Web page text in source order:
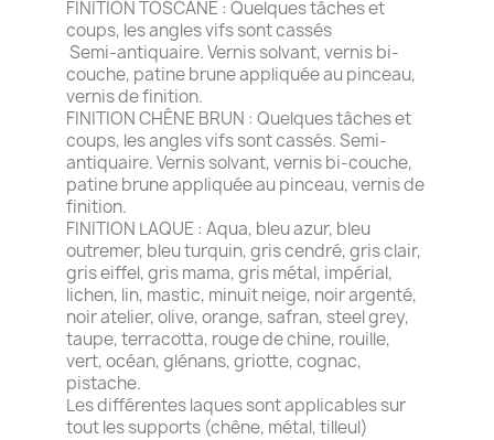
FINITION TOSCANE : Quelques tâches et
coups, les angles vifs sont cassés
Semi-antiquaire. Vernis solvant, vernis bi-
couche, patine brune appliquée au pinceau,
vernis de finition.
FINITION CHÊNE BRUN : Quelques tâches et
coups, les angles vifs sont cassés. Semi-
antiquaire. Vernis solvant, vernis bi-couche,
patine brune appliquée au pinceau, vernis de
finition.
FINITION LAQUE : Aqua, bleu azur, bleu
outremer, bleu turquin, gris cendré, gris clair,
gris eiffel, gris mama, gris métal, impérial,
lichen, lin, mastic, minuit neige, noir argenté,
noir atelier, olive, orange, safran, steel grey,
taupe, terracotta, rouge de chine, rouille,
vert, océan, glénans, griotte, cognac,
pistache.
Les différentes laques sont applicables sur
tout les supports (chêne, métal, tilleul)